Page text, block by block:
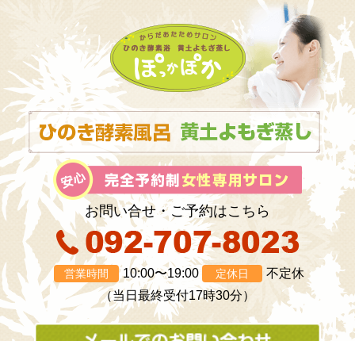
お問い合せ・ご予約はこちら
営業時間 10:00〜19:00 定休日
不定休
（当日最終受付17時30分）